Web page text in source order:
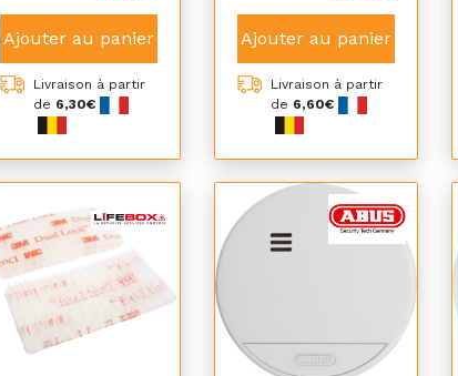
Ajouter au panier
Livraison à partir
de 6,30€
Ajouter au panier
Livraison à partir
de 6,60€